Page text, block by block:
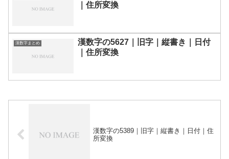
｜住所変換
漢数字まとめ
漢数字の5627｜旧字｜縦書き｜日付
｜住所変換
漢数字の5389｜旧字｜縦書き｜日付｜住
所変換